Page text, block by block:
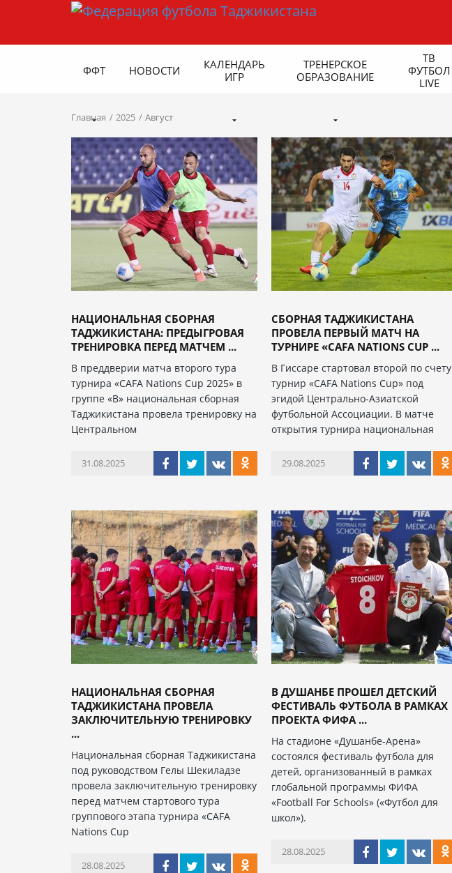
ФФТ НОВОСТИ
КАЛЕНДАРЬ
ИГР
ТРЕНЕРСКОЕ
ОБРАЗОВАНИЕ
ТВ
ФУТБОЛ
LIVE
Главная 2025 Август
НАЦИОНАЛЬНАЯ СБОРНАЯ
ТАДЖИКИСТАНА: ПРЕДЫГРОВАЯ
ТРЕНИРОВКА ПЕРЕД МАТЧЕМ ...
В преддверии матча второго тура
турнира «CAFA Nations Cup 2025» в
группе «В» национальная сборная
Таджикистана провела тренировку на
Центральном
31.08.2025
СБОРНАЯ ТАДЖИКИСТАНА
ПРОВЕЛА ПЕРВЫЙ МАТЧ НА
ТУРНИРЕ «CAFA NATIONS CUP ...
В Гиссаре стартовал второй по счету
турнир «CAFA Nations Cup» под
эгидой Центрально-Азиатской
футбольной Ассоциации. В матче
открытия турнира национальная
29.08.2025
НАЦИОНАЛЬНАЯ СБОРНАЯ
ТАДЖИКИСТАНА ПРОВЕЛА
ЗАКЛЮЧИТЕЛЬНУЮ ТРЕНИРОВКУ
...
Национальная сборная Таджикистана
под руководством Гелы Шекиладзе
провела заключительную тренировку
перед матчем стартового тура
группового этапа турнира «CAFA
Nations Cup
28.08.2025
В ДУШАНБЕ ПРОШЕЛ ДЕТСКИЙ
ФЕСТИВАЛЬ ФУТБОЛА В РАМКАХ
ПРОЕКТА ФИФА ...
На стадионе «Душанбе-Арена»
состоялся фестиваль футбола для
детей, организованный в рамках
глобальной программы ФИФА
«Football For Schools» («Футбол для
школ»).
28.08.2025